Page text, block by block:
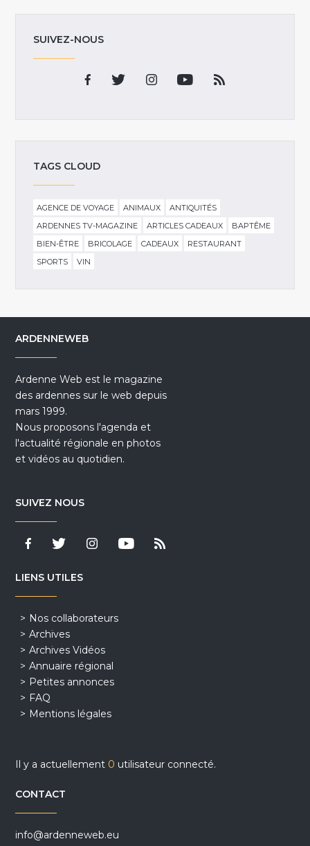
SUIVEZ-NOUS
TAGS CLOUD
AGENCE DE VOYAGE ANIMAUX
ANTIQUITÉS
ARDENNES TV-MAGAZINE
ARTICLES CADEAUX
BAPTÊME
BIEN-ÊTRE
BRICOLAGE CADEAUX
RESTAURANT
SPORTS
VIN
ARDENNEWEB
Ardenne Web est le magazine
des ardennes sur le web depuis
mars 1999.
Nous proposons l'agenda et
l'actualité régionale en photos
et vidéos au quotidien.
SUIVEZ NOUS
LIENS UTILES
Nos collaborateurs
Archives
Archives Vidéos
Annuaire régional
Petites annonces
FAQ
Mentions légales
Il y a actuellement 0 utilisateur connecté.
CONTACT
info@ardenneweb.eu